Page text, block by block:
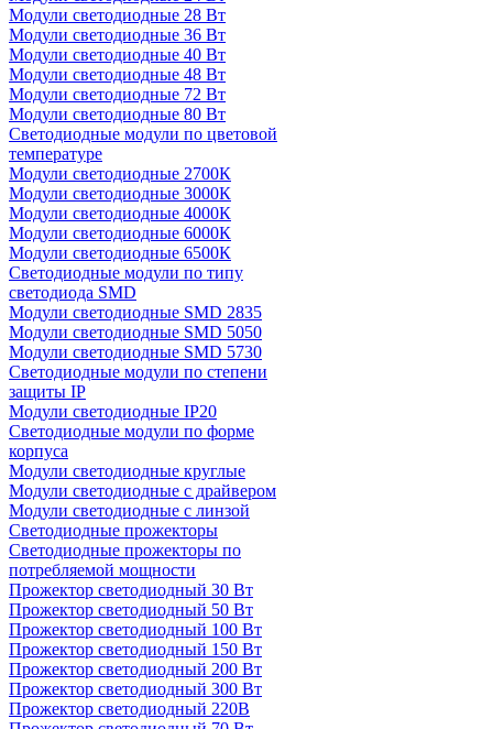
Модули светодиодные 28 Вт
Модули светодиодные 36 Вт
Модули светодиодные 40 Вт
Модули светодиодные 48 Вт
Модули светодиодные 72 Вт
Модули светодиодные 80 Вт
Светодиодные модули по цветовой
температуре
Модули светодиодные 2700К
Модули светодиодные 3000К
Модули светодиодные 4000К
Модули светодиодные 6000К
Модули светодиодные 6500К
Светодиодные модули по типу
светодиода SMD
Модули светодиодные SMD 2835
Модули светодиодные SMD 5050
Модули светодиодные SMD 5730
Светодиодные модули по степени
защиты IP
Модули светодиодные IP20
Светодиодные модули по форме
корпуса
Модули светодиодные круглые
Модули светодиодные с драйвером
Модули светодиодные с линзой
Светодиодные прожекторы
Светодиодные прожекторы по
потребляемой мощности
Прожектор светодиодный 30 Вт
Прожектор светодиодный 50 Вт
Прожектор светодиодный 100 Вт
Прожектор светодиодный 150 Вт
Прожектор светодиодный 200 Вт
Прожектор светодиодный 300 Вт
Прожектор светодиодный 220В